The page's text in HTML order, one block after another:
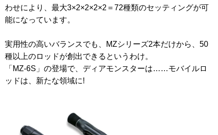
わせにより、最大3×2×2×2×2＝72種類のセッティングが可
能になっています。
実用性の高いバランスでも、MZシリーズ2本だけから、50
種以上のロッドが創出できるというわけ。
「MZ-6S」の登場で、ディアモンスターは……モバイルロ
ッドは、新たな領域に!